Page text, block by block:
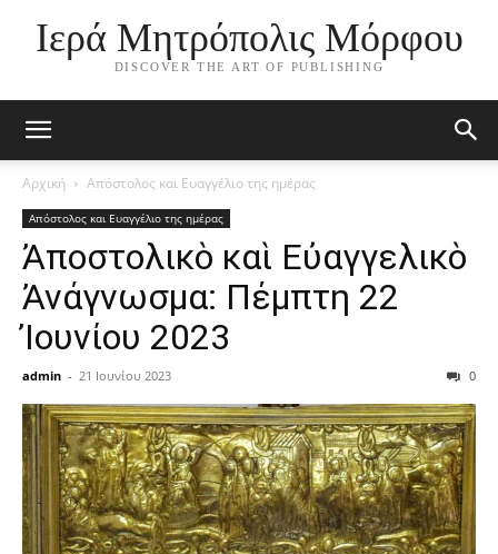
Ιερά Μητρόπολις Μόρφου
DISCOVER THE ART OF PUBLISHING
Αρχική Απόστολος και Ευαγγέλιο της ημέρας
Απόστολος και Ευαγγέλιο της ημέρας
Ἀποστολικὸ καὶ Εὐαγγελικὸ
Ἀνάγνωσμα: Πέμπτη 22
Ἰουνίου 2023
admin - 21 Ιουνίου 2023 0